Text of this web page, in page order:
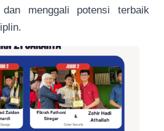
dan menggali potensi terbaik